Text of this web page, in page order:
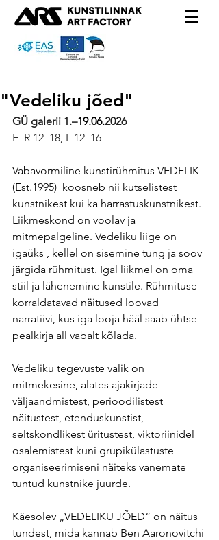
"Vedeliku jõed"
GÜ galerii 1.–19.06.2026
E–R 12–18, L 12–16
Vabavormiline kunstirühmitus VEDELIK
(Est.1995)  koosneb nii kutselistest
kunstnikest kui ka harrastuskunstnikest.
Liikmeskond on voolav ja
mitmepalgeline. Vedeliku liige on
igaüks , kellel on sisemine tung ja soov
järgida rühmitust. Igal liikmel on oma
stiil ja lähenemine kunstile. Rühmituse
korraldatavad näitused loovad
narratiivi, kus iga looja hääl saab ühtse
pealkirja all vabalt kõlada.
Vedeliku tegevuste valik on
mitmekesine, alates ajakirjade
väljaandmistest, perioodilistest
näitustest, etenduskunstist,
seltskondlikest üritustest, viktoriinidel
osalemistest kuni grupikülastuste
organiseerimiseni näiteks vanemate
tuntud kunstnike juurde.
Käesolev „VEDELIKU JÕED“ on näitus
tundest, mida kannab Ben Aaronovitchi